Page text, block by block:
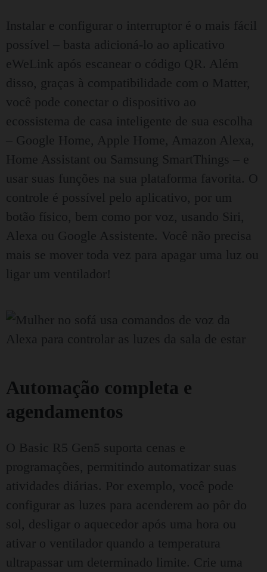
Instalar e configurar o interruptor é o mais fácil
possível – basta adicioná-lo ao aplicativo
eWeLink após escanear o código QR. Além
disso, graças à compatibilidade com o Matter,
você pode conectar o dispositivo ao
ecossistema de casa inteligente de sua escolha
– Google Home, Apple Home, Amazon Alexa,
Home Assistant ou Samsung SmartThings – e
usar suas funções na sua plataforma favorita. O
controle é possível pelo aplicativo, por um
botão físico, bem como por voz, usando Siri,
Alexa ou Google Assistente. Você não precisa
mais se mover toda vez para apagar uma luz ou
ligar um ventilador!
Automação completa e
agendamentos
O Basic R5 Gen5 suporta cenas e
programações, permitindo automatizar suas
atividades diárias. Por exemplo, você pode
configurar as luzes para acenderem ao pôr do
sol, desligar o aquecedor após uma hora ou
ativar o ventilador quando a temperatura
ultrapassar um determinado limite. Crie uma